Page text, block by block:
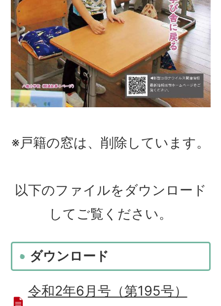
※戸籍の窓は、削除しています。
以下のファイルをダウンロード
してご覧ください。
ダウンロード
令和2年6月号（第195号）